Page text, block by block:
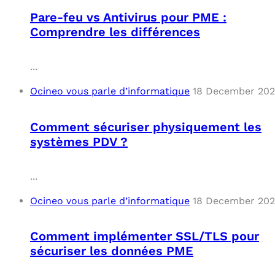
Pare-feu vs Antivirus pour PME :
Comprendre les différences
...
Ocineo vous parle d’informatique 18 December
Comment sécuriser physiquement les
systèmes PDV ?
...
Ocineo vous parle d’informatique 18 December
Comment implémenter SSL/TLS pour
sécuriser les données PME